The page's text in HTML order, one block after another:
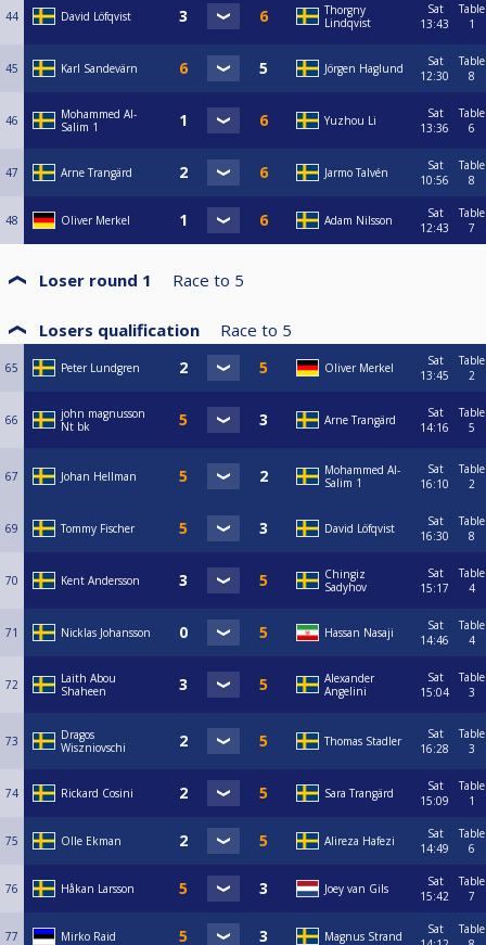
44 David Löfqvist
Thorgny
Lindqvist
Sat
13:43
Table
1
45 Karl Sandevärn Jörgen Haglund
Sat
12:30
Table
8
46
Mohammed Al-
Salim 1
Yuzhou Li
Sat
13:36
Table
6
47 Arne Trangärd Jarmo Talvén
Sat
10:56
Table
8
48 Oliver Merkel Adam Nilsson
Sat
12:43
Table
7
Loser round 1 Race to 5
Losers qualification Race to 5
65 Peter Lundgren Oliver Merkel
Sat
13:45
Table
2
66
john magnusson
Nt bk
Arne Trangärd
Sat
14:16
Table
5
67 Johan Hellman
Mohammed Al-
Salim 1
Sat
16:10
Table
2
69 Tommy Fischer David Löfqvist
Sat
16:30
Table
8
70 Kent Andersson
Chingiz
Sadyhov
Sat
15:17
Table
4
71 Nicklas Johansson Hassan Nasaji
Sat
14:46
Table
4
72
Laith Abou
Shaheen
Alexander
Angelini
Sat
15:04
Table
3
73
Dragos
Wiszniovschi
Thomas Stadler
Sat
16:28
Table
3
74 Rickard Cosini Sara Trangärd
Sat
15:09
Table
1
75 Olle Ekman Alireza Hafezi
Sat
14:49
Table
6
76 Håkan Larsson Joey van Gils
Sat
15:42
Table
7
77 Mirko Raid Magnus Strand
Sat
Table